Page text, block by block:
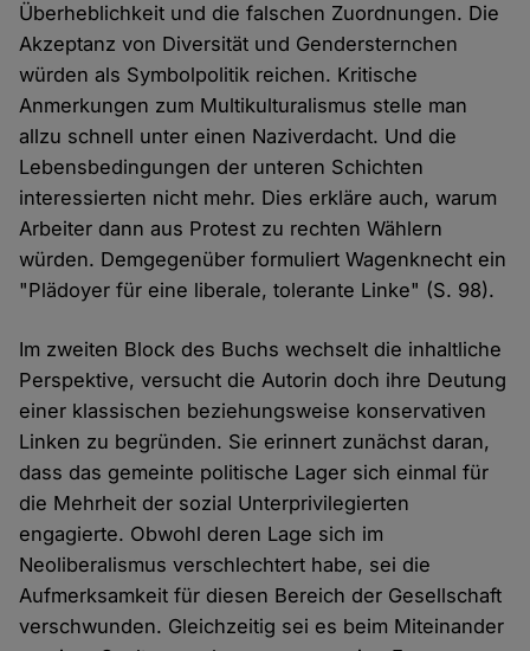
Überheblichkeit und die falschen Zuordnungen. Die
Akzeptanz von Diversität und Gendersternchen
würden als Symbolpolitik reichen. Kritische
Anmerkungen zum Multikulturalismus stelle man
allzu schnell unter einen Naziverdacht. Und die
Lebensbedingungen der unteren Schichten
interessierten nicht mehr. Dies erkläre auch, warum
Arbeiter dann aus Protest zu rechten Wählern
würden. Demgegenüber formuliert Wagenknecht ein
"Plädoyer für eine liberale, tolerante Linke" (S. 98).
Im zweiten Block des Buchs wechselt die inhaltliche
Perspektive, versucht die Autorin doch ihre Deutung
einer klassischen beziehungsweise konservativen
Linken zu begründen. Sie erinnert zunächst daran,
dass das gemeinte politische Lager sich einmal für
die Mehrheit der sozial Unterprivilegierten
engagierte. Obwohl deren Lage sich im
Neoliberalismus verschlechtert habe, sei die
Aufmerksamkeit für diesen Bereich der Gesellschaft
verschwunden. Gleichzeitig sei es beim Miteinander